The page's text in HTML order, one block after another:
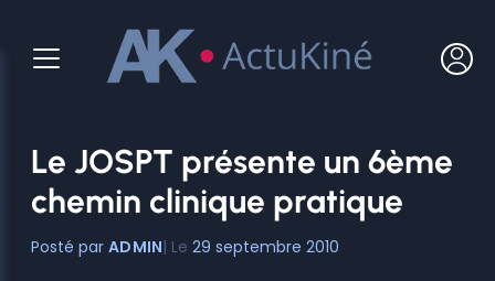
contenu
Le JOSPT présente un 6ème
chemin clinique pratique
ADMIN 29 septembre 2010